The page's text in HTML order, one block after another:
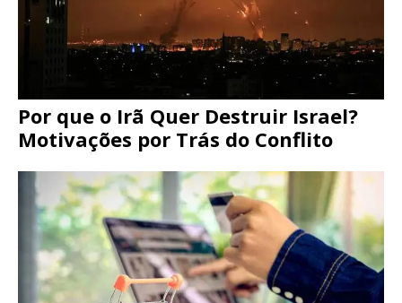
Por que o Irã Quer Destruir Israel?
Motivações por Trás do Conflito